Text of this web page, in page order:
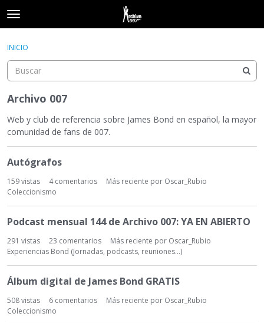
t
o
g
e
e
n
u
Hilos
Acceder
INICIO
Archivo 007
Web y club de referencia sobre James Bond en español, la mayor
comunidad de fans de 007.
i
s
t
a
d
e
d
i
s
c
u
s
Autógrafos
159vistas 4comentarios Más reciente por Oscar_Rubio
Coleccionismo
Podcast mensual 144 de Archivo 007: YA EN ABIERTO
291 vistas 23 comentarios Más reciente por Oscar_Rubio
Experiencias Bond (Jornadas, podcasts, reuniones...)
Álbum digital de James Bond GRATIS
508vistas 6 comentarios Más reciente por Oscar_Rubio
Coleccionismo